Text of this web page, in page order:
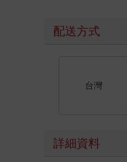
配送方式
台灣
詳細資料